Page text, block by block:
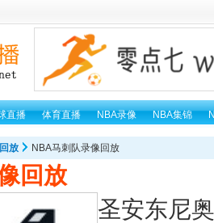
直播 体育直播 NBA录像 NBA集锦
放 NBA马刺队录像回放
回放
圣安东尼